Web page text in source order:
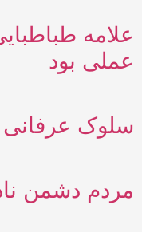
علامه
عملی بود
سلوک
مردم دشمن